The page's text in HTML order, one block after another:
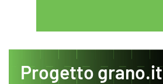
Progetto grano.it